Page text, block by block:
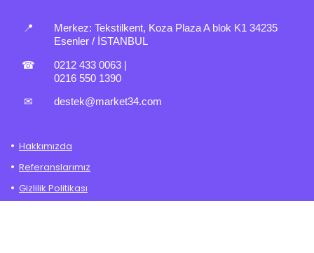
📍 Merkez: Tekstilkent, Koza Plaza A blok K1 34235
Esenler / İSTANBUL
☎ 0212 433 0063
0216 550 1390
✉ destek@market34.com
Hakkımızda
Referanslarımız
Gizlilik Politikası